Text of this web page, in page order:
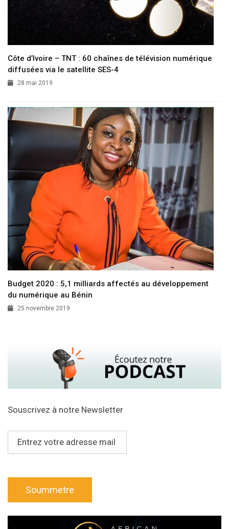
Côte d’Ivoire – TNT : 60 chaînes de télévision numérique
diffusées via le satellite SES-4
28 mai 2019
Budget 2020 : 5,1 milliards affectés au développement
du numérique au Bénin
25 novembre 2019
Souscrivez à notre Newsletter